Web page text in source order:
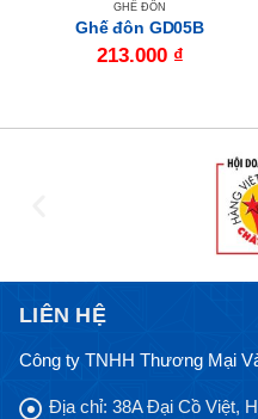
GHẾ ĐÔN
Ghế đôn GD05B
213.000 ₫
LIÊN HỆ
Công ty TNHH Thương Mại
Địa chỉ: 38A Đại Cồ Việt,